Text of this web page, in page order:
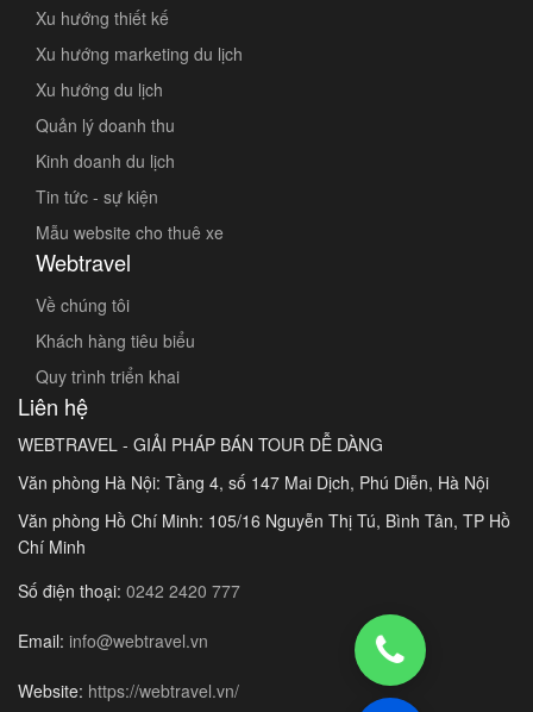
Xu hướng thiết kế
Xu hướng marketing du lịch
Xu hướng du lịch
Quản lý doanh thu
Kinh doanh du lịch
Tin tức - sự kiện
Mẫu website cho thuê xe
Webtravel
Về chúng tôi
Khách hàng tiêu biểu
Quy trình triển khai
Liên hệ
WEBTRAVEL - GIẢI PHÁP BÁN TOUR DỄ DÀNG
Văn phòng Hà Nội: Tầng 4, số 147 Mai Dịch, Phú Diễn, Hà Nội
Văn phòng Hồ Chí Minh: 105/16 Nguyễn Thị Tú, Bình Tân, TP Hồ
Chí Minh
Số điện thoại: 0242 2420 777
Email: info@webtravel.vn
Website: https://webtravel.vn/